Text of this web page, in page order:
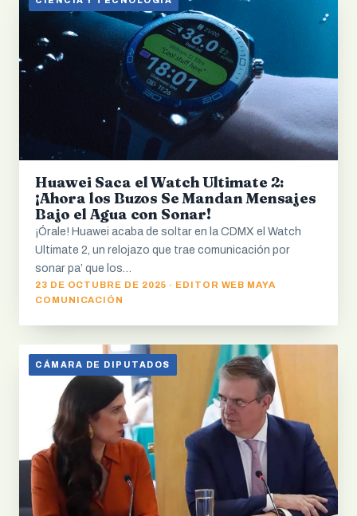
Huawei Saca el Watch Ultimate 2:
¡Ahora los Buzos Se Mandan Mensajes
Bajo el Agua con Sonar!
¡Órale! Huawei acaba de soltar en la CDMX el Watch
Ultimate 2, un relojazo que trae comunicación por
sonar pa’ que los…
23 DE OCTUBRE DE 2025 · EDITOR WEB MAYA
COMUNICACIÓN
CÁMARA DE DIPUTADOS